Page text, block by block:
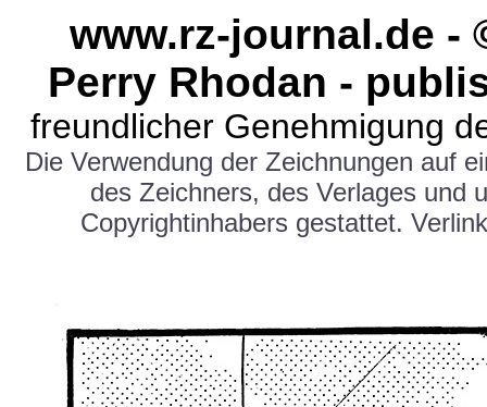
www.rz-journal.de -
Perry Rhodan -
freundlicher Genehmigung
Die Verwendung der Zeichnungen auf
des Zeichners, des Verlages und
Copyrightinhabers gestattet.